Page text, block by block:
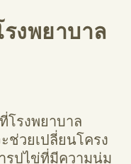
งพยาบาล
รงพยาบาล
ช่วยเปลี่ยนโครง
รูปไข่ที่มีความนุ่ม